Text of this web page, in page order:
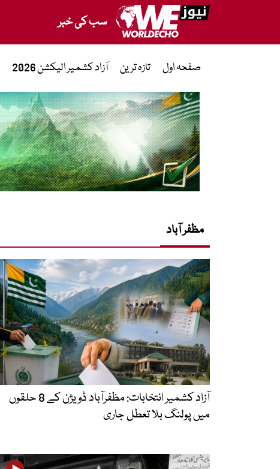
سب کی خبر
صفحہ اول تازہ ترین آزاد کشمیر الیکشن 2026
مظفر آباد
آزاد کشمیر انتخابات: مظفرآباد ڈویژن کے 8 حلقوں
میں پولنگ بلا تعطل جاری